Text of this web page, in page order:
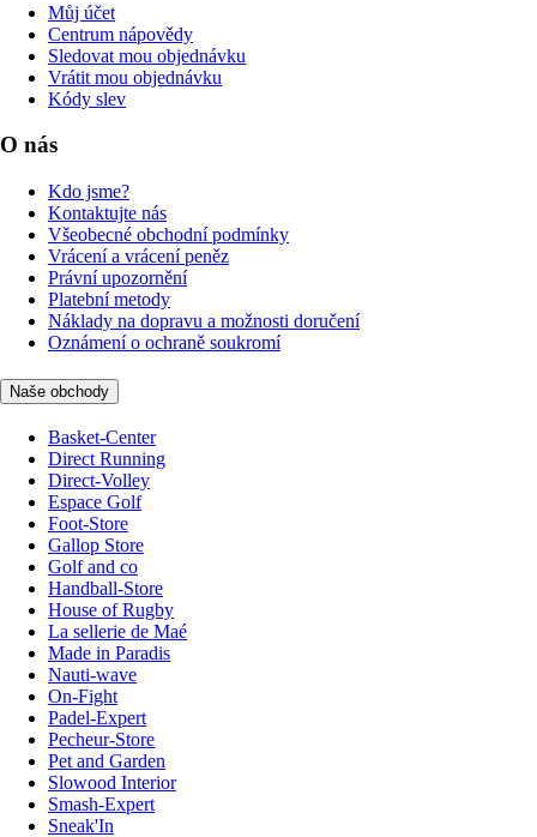
Můj účet
Centrum nápovědy
Sledovat mou objednávku
Vrátit mou objednávku
Kódy slev
O nás
Kdo jsme?
Kontaktujte nás
Všeobecné obchodní podmínky
Vrácení a vrácení peněz
Právní upozornění
Platební metody
Náklady na dopravu a možnosti doručení
Oznámení o ochraně soukromí
Naše obchody
Basket-Center
Direct Running
Direct-Volley
Espace Golf
Foot-Store
Gallop Store
Golf and co
Handball-Store
House of Rugby
La sellerie de Maé
Made in Paradis
Nauti-wave
On-Fight
Padel-Expert
Pecheur-Store
Pet and Garden
Slowood Interior
Smash-Expert
Sneak'In